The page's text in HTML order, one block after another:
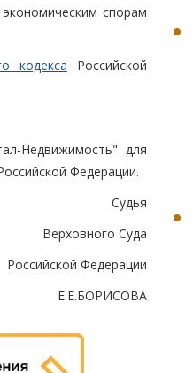
спорам
кодекса Российской
Недвижимость" для
Федерации.
Судья
Верховного Суда
Российской Федерации
Е.Е.БОРИСОВА